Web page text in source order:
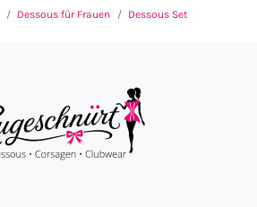
Dessous für Frauen Dessous Set